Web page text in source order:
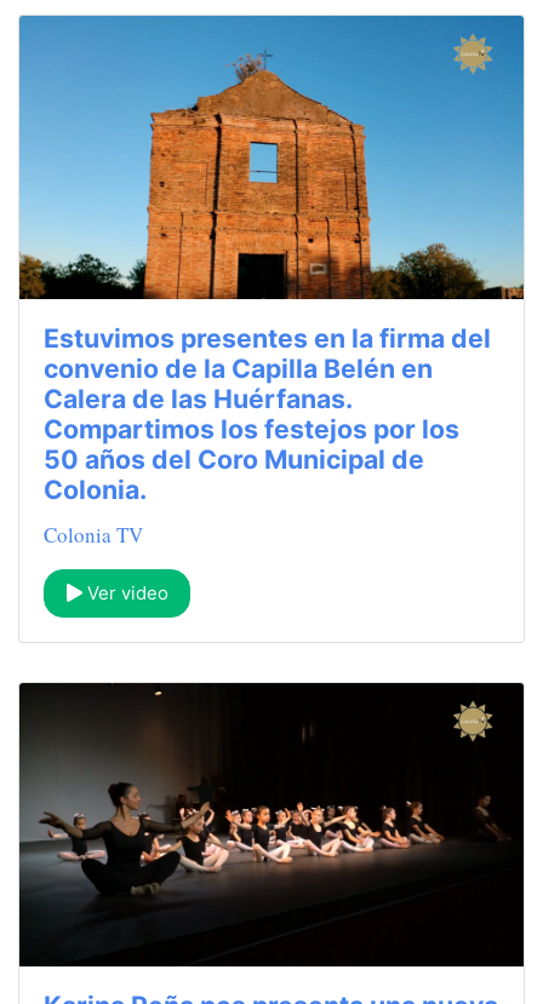
Estuvimos presentes en la firma del
convenio de la Capilla Belén en
Calera de las Huérfanas.
Compartimos los festejos por los
50 años del Coro Municipal de
Colonia.
Colonia TV
Ver video